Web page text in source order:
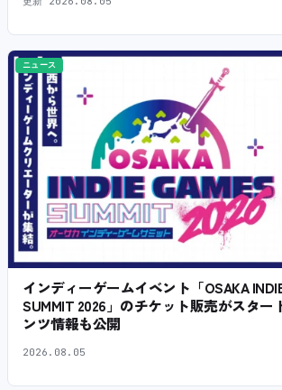
ニュース
インディーゲームイベント「OSAKA
SUMMIT 2026」のチケット販売がスター
ンツ情報も公開
2026.08.05